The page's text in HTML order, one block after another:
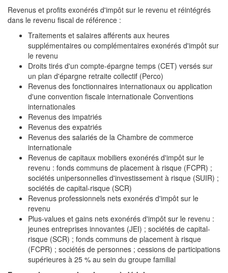
Revenus et profits exonérés d'impôt sur le revenu et réintégrés
dans le revenu fiscal de référence :
Traitements et salaires afférents aux heures
supplémentaires ou complémentaires exonérés d'impôt sur
le revenu
Droits tirés d'un compte-épargne temps (CET) versés sur
un plan d'épargne retraite collectif (Perco)
Revenus des fonctionnaires internationaux ou application
d'une convention fiscale internationale Conventions
internationales
Revenus des impatriés
Revenus des expatriés
Revenus des salariés de la Chambre de commerce
internationale
Revenus de capitaux mobiliers exonérés d'impôt sur le
revenu : fonds communs de placement à risque (FCPR) ;
sociétés unipersonnelles d'investissement à risque (SUIR) ;
sociétés de capital-risque (SCR)
Revenus professionnels nets exonérés d'impôt sur le
revenu
Plus-values et gains nets exonérés d'impôt sur le revenu :
jeunes entreprises innovantes (JEI) ; sociétés de capital-
risque (SCR) ; fonds communs de placement à risque
(FCPR) ; sociétés de personnes ; cessions de participations
supérieures à 25 % au sein du groupe familial